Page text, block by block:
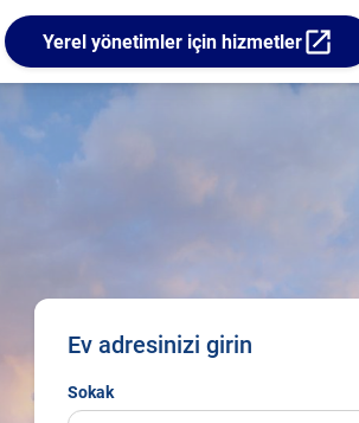
Yerel yönetimler için hizmetleropen_in_new
Ev adresinizi girin
Sokak